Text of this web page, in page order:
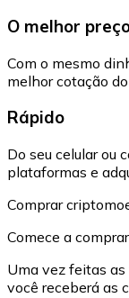
O melhor
Com o mesmo
melhor cotação do
Rápido
Do seu celular ou
plataformas e
Comprar
Comece a
Uma vez feitas
você receberá as